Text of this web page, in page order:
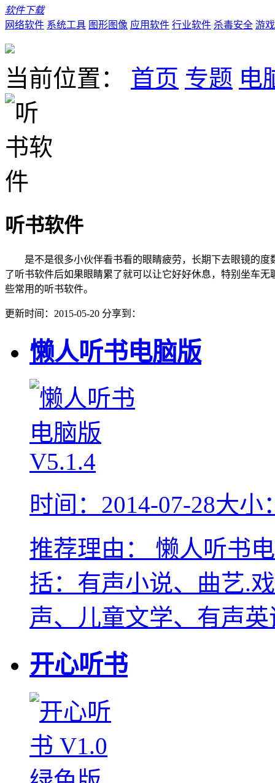
软件下载
网络软件 系统工具 图形图像 应用软件 行业软件 杀毒安全 游
当前位置： 首页 专题 电
听书软件
是不是很多小伙伴看书看的眼睛疲劳，长期下去眼镜的度
了听书软件后如果眼睛累了就可以让它好好休息，特别坐车无
些常用的听书软件。
更新时间：2015-05-20 分享到：
懒人听书电脑版
时间：2014-07-28大小
推荐理由：
懒人听书
括：有声小说、曲艺.
声、儿童文学、有声
开心听书